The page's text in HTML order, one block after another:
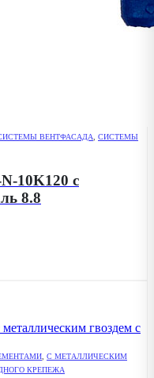
ВЕНТФАСАДА, СИСТЕМЫ
10K120 с
8.8
С МЕТАЛЛИЧЕСКИМ
КРЕПЕЖА